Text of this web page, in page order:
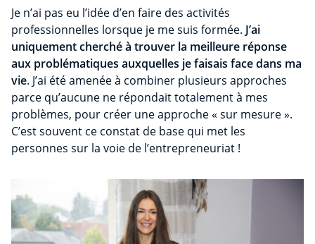
Je n’ai pas eu l’idée d’en faire des activités
professionnelles lorsque je me suis formée. J’ai
uniquement cherché à trouver la meilleure réponse
aux problématiques auxquelles je faisais face dans ma
vie. J’ai été amenée à combiner plusieurs approches
parce qu’aucune ne répondait totalement à mes
problèmes, pour créer une approche « sur mesure ».
C’est souvent ce constat de base qui met les
personnes sur la voie de l’entrepreneuriat !